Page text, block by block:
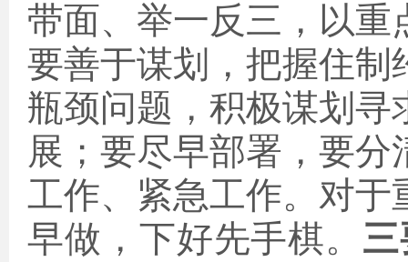
带面、举一反三，以
要善于谋划，把握住制
瓶颈问题，积极谋划
展；要尽早部署，要
工作、紧急工作。对于
早做，下好先手棋。